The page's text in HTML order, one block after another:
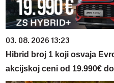
03. 08. 2026 13:23
Hibrid broj 1 koji osvaja
akcijskoj ceni od 19.990€